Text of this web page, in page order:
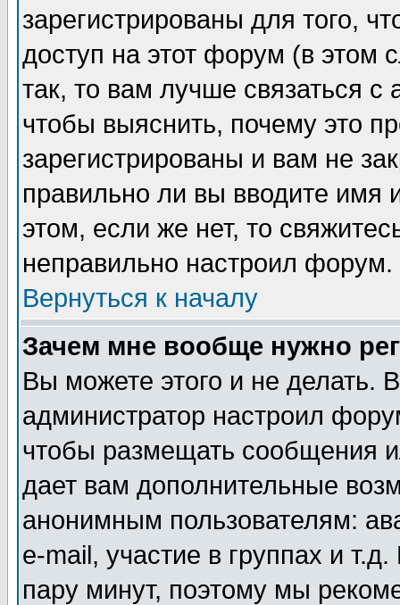
зарегистрированы для того,
доступ на этот форум (в этом
так, то вам лучше связаться
чтобы выяснить, почему это
зарегистрированы и вам не
правильно ли вы вводите
этом, если же нет, то
неправильно настроил форум.
Вернуться к началу
Зачем мне вообще нужно
Вы можете этого и не делать.
администратор настроил
чтобы размещать сообщения
дает вам дополнительные
анонимным пользователям:
e-mail, участие в группах и
пару минут, поэтому мы